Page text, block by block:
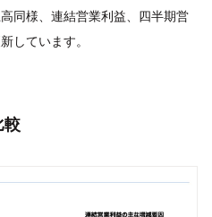
同様、連結営業利益、四半期営
しています。
較